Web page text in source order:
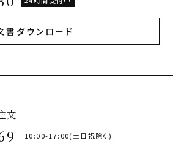
書ダウンロード
文
10:00-17:00(土日祝除く)